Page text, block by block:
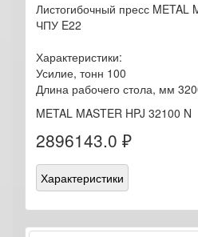
Листогибочный пресс METAL
ЧПУ E22
Характеристики:
Усилие, тонн 100
Длина рабочего стола, мм
METAL MASTER HPJ 32100 N
2896143.0 ₽
Характеристики